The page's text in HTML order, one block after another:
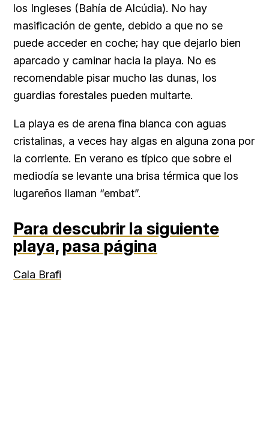
los Ingleses (Bahía de Alcúdia). No hay
masificación de gente, debido a que no se
puede acceder en coche; hay que dejarlo bien
aparcado y caminar hacia la playa. No es
recomendable pisar mucho las dunas, los
guardias forestales pueden multarte.
La playa es de arena fina blanca con aguas
cristalinas, a veces hay algas en alguna zona por
la corriente. En verano es típico que sobre el
mediodía se levante una brisa térmica que los
lugareños llaman “embat”.
Para descubrir la siguiente
playa, pasa página
Cala Brafi